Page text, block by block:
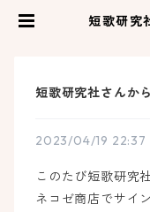
短歌研究
短歌研究社さんか
2023/04/19 22:37
このたび短歌研究
ネコゼ商店でサイ